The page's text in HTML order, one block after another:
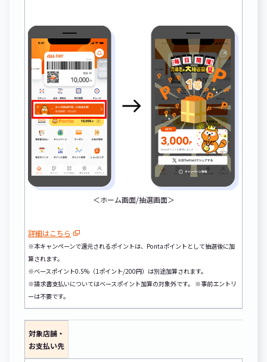
＜ホーム画面/抽選画面＞
詳細はこちら
※本キャンペーンで還元されるポイントは、Pontaポイントとして抽選後に加
算されます。
※ベースポイント0.5%（1ポイント/200円）は別途加算されます。
※請求書支払いについてはベースポイント加算の対象外です。 ※事前エントリ
ーは不要です。
対象店舗・
お支払い先